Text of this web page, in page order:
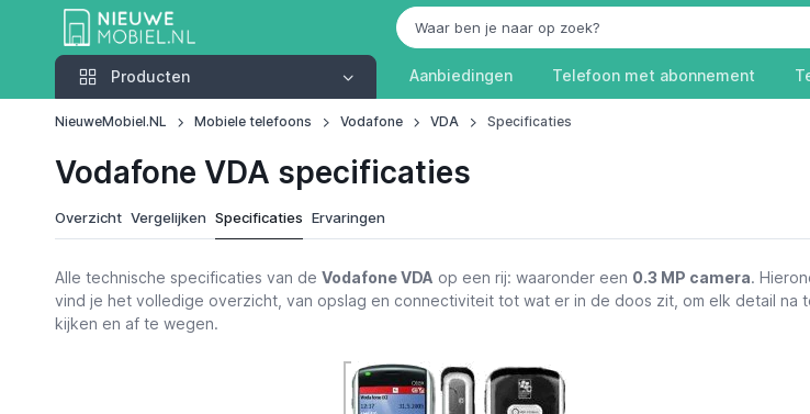
Producten
Producten Aanbiedingen Telefoon met abonnement
NieuweMobiel.NL Mobiele telefoons Vodafone VDA Specificaties
Vodafone VDA specificaties
Overzicht Vergelijken Specificaties Ervaringen
Alle technische specificaties van de Vodafone VDA op een rij: waaronder een 0.3 MP camera.
vind je het volledige overzicht, van opslag en connectiviteit tot wat er in de doos zit, om elk detail na
kijken en af te wegen.